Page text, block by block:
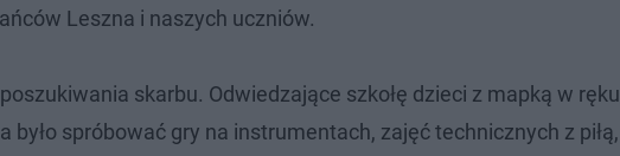
Leszna i naszych uczniów.
skarbu. Odwiedzające szkołę dzieci z mapką w ręku
spróbować gry na instrumentach, zajęć technicznych z piłą,